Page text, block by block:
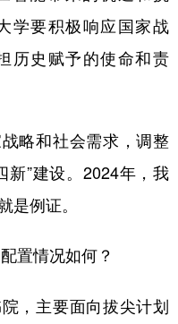
学要积极响应国家战
历史赋予的使命和责
略和社会需求，调整
新”建设。2024年，我
例证。
置情况如何？
，主要面向拔尖计划